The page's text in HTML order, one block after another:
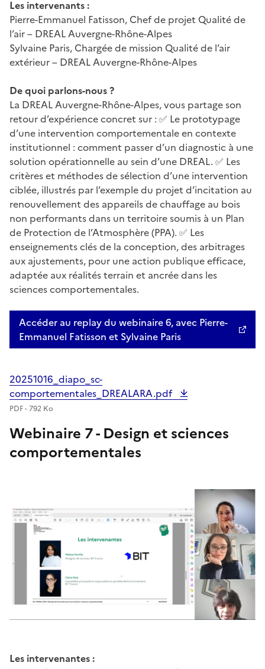
Les intervenants :
Pierre-Emmanuel Fatisson, Chef de projet Qualité de
l’air – DREAL Auvergne-Rhône-Alpes
Sylvaine Paris, Chargée de mission Qualité de l’air
extérieur – DREAL Auvergne-Rhône-Alpes
De quoi parlons-nous ?
La DREAL Auvergne-Rhône-Alpes, vous partage son
retour d’expérience concret sur : ✅ Le prototypage
d’une intervention comportementale en contexte
institutionnel : comment passer d’un diagnostic à une
solution opérationnelle au sein d’une DREAL. ✅ Les
critères et méthodes de sélection d’une intervention
ciblée, illustrés par l’exemple du projet d’incitation au
renouvellement des appareils de chauffage au bois
non performants dans un territoire soumis à un Plan
de Protection de l’Atmosphère (PPA). ✅ Les
enseignements clés de la conception, des arbitrages
aux ajustements, pour une action publique efficace,
adaptée aux réalités terrain et ancrée dans les
sciences comportementales.
Accéder au replay du webinaire 6, avec Pierre-
Emmanuel Fatisson et Sylvaine Paris
20251016_diapo_sc-
comportementales_DREALARA.pdf
PDF - 792 Ko
Webinaire 7 - Design et sciences
comportementales
Les intervenantes :